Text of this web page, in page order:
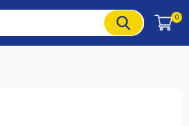
0